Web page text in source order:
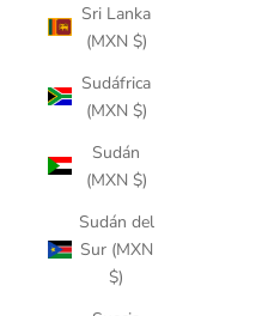
Sri Lanka
(MXN $)
Sudáfrica
(MXN $)
Sudán
(MXN $)
Sudán del
Sur (MXN
$)